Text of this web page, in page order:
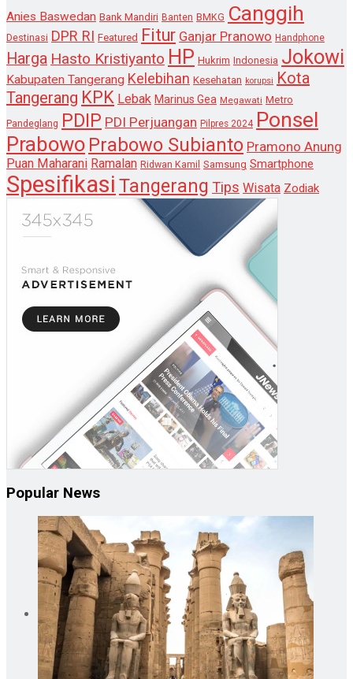
Anies Baswedan Bank Mandiri Banten BMKG Canggih
Destinasi DPR RI Featured Fitur Ganjar Pranowo Handphone
Harga Hasto Kristiyanto HP Hukrim Indonesia Jokowi
Kabupaten Tangerang Kelebihan Kesehatan korupsi Kota
Tangerang KPK Lebak Marinus Gea Megawati Metro
Pandeglang PDIP PDI Perjuangan Pilpres 2024 Ponsel
Prabowo Prabowo Subianto Pramono Anung
Puan Maharani Ramalan Ridwan Kamil Samsung Smartphone
Spesifikasi Tangerang Tips Wisata Zodiak
Popular News